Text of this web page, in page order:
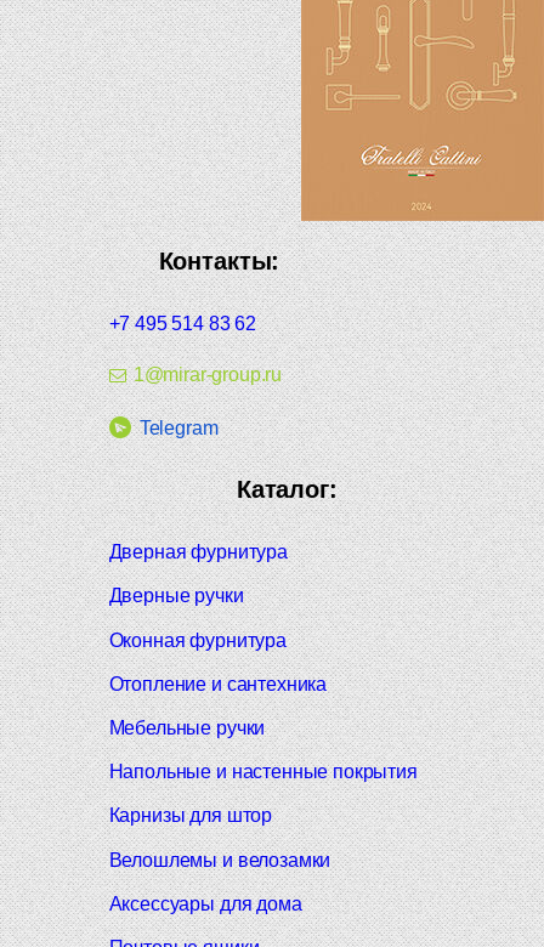
Контакты:
+7 495 514 83 62
1@mirar-group.ru
Telegram
Каталог:
Дверная фурнитура
Дверные ручки
Оконная фурнитура
Отопление и сантехника
Мебельные ручки
Напольные и настенные покрытия
Карнизы для штор
Велошлемы и велозамки
Аксессуары для дома